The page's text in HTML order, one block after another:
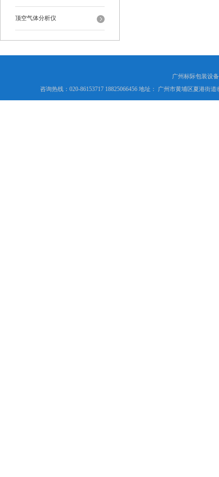
顶空气体分析仪
广州标际包装设
咨询热线：020-86153717 18825066456 地址： 广州市黄埔区夏港街